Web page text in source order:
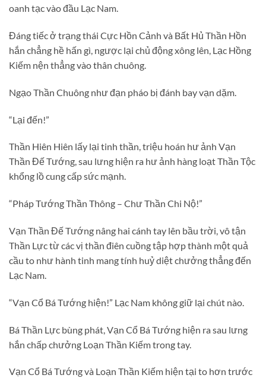
oanh tạc vào đầu Lạc Nam.
Đáng tiếc ở trạng thái Cực Hồn Cảnh và Bất Hủ Thần Hồn
hắn chẳng hề hấn gì, ngược lại chủ động xông lên, Lạc Hồng
Kiếm nện thẳng vào thân chuông.
Ngạo Thần Chuông như đạn pháo bị đánh bay vạn dặm.
“Lại đến!”
Thần Hiên Hiên lấy lại tinh thần, triệu hoán hư ảnh Vạn
Thần Đế Tướng, sau lưng hiện ra hư ảnh hàng loạt Thần Tộc
khổng lồ cung cấp sức mạnh.
“Pháp Tướng Thần Thông – Chư Thần Chi Nộ!”
Vạn Thần Đế Tướng nâng hai cánh tay lên bầu trời, vô tận
Thần Lực từ các vị thần điên cuồng tập hợp thành một quả
cầu to như hành tinh mang tính huỷ diệt chưởng thẳng đến
Lạc Nam.
“Vạn Cổ Bá Tướng hiện!” Lạc Nam không giữ lại chút nào.
Bá Thần Lực bùng phát, Vạn Cổ Bá Tướng hiện ra sau lưng
hắn chấp chưởng Loạn Thần Kiếm trong tay.
Vạn Cổ Bá Tướng và Loạn Thần Kiếm hiện tại to hơn trước